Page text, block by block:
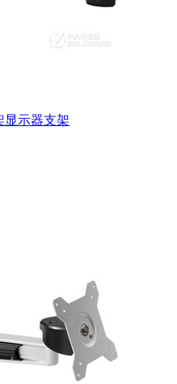
显示器支架